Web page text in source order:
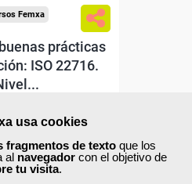
usa cookies
fragmentos de texto que los
al navegador con el objetivo de
tu visita.
Femxa
prácticas
ISO 22716.
horas
España)